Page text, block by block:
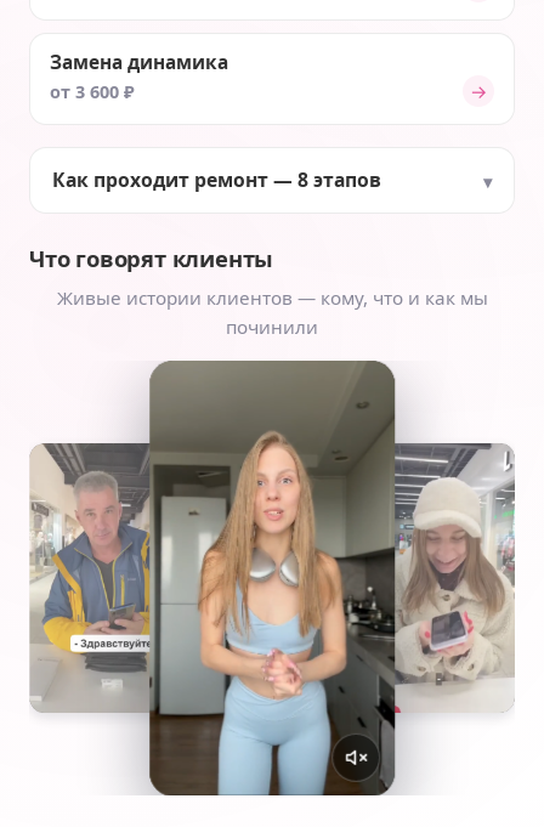
Замена динамика
от 3 600 ₽ →
Как проходит ремонт — 8 этапов
Что говорят клиенты
Живые истории клиентов — кому, что и как мы
починили